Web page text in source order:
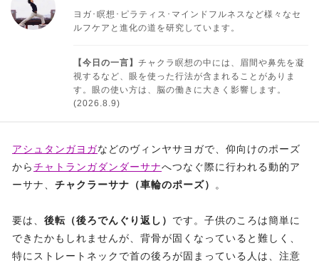
ヨガ･瞑想･ピラティス･マインドフルネスなど様々なセ
ルフケアと進化の道を研究しています。
【今日の一言】 チャクラ瞑想の中には、眉間や鼻先を凝
視するなど、眼を使った行法が含まれることがありま
す。眼の使い方は、脳の働きに大きく影響します。
(2026.8.9)
アシュタンガヨガなどのヴィンヤサヨガで、仰向けのポーズ
からチャトランガダンダーサナへつなぐ際に行われる動的ア
ーサナ、 チャクラーサナ（車輪のポーズ） 。
要は、 後転（後ろでんぐり返し） です。子供のころは簡単に
できたかもしれませんが、背骨が固くなっていると難しく、
特にストレートネックで首の後ろが固まっている人は、注意